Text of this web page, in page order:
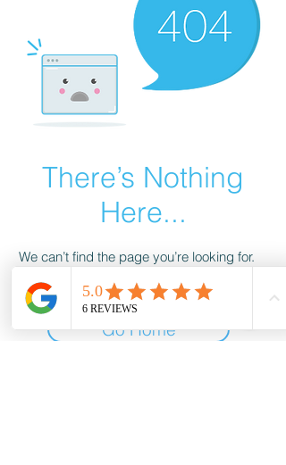
There’s Nothing
Here...
We can’t find the page you’re looking for.
Check the URL, or head back home.
Go Home